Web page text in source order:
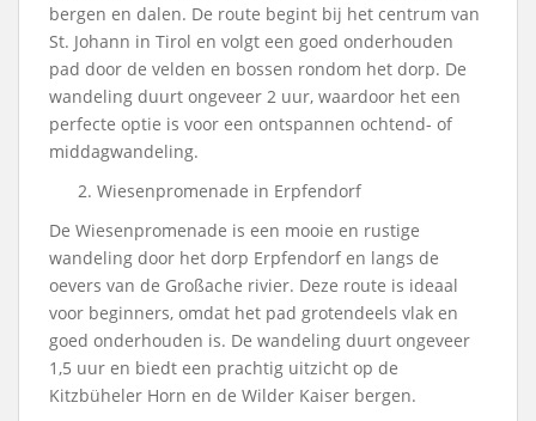
bergen en dalen. De route begint bij het centrum van
St. Johann in Tirol en volgt een goed onderhouden
pad door de velden en bossen rondom het dorp. De
wandeling duurt ongeveer 2 uur, waardoor het een
perfecte optie is voor een ontspannen ochtend- of
middagwandeling.
Wiesenpromenade in Erpfendorf
De Wiesenpromenade is een mooie en rustige
wandeling door het dorp Erpfendorf en langs de
oevers van de Großache rivier. Deze route is ideaal
voor beginners, omdat het pad grotendeels vlak en
goed onderhouden is. De wandeling duurt ongeveer
1,5 uur en biedt een prachtig uitzicht op de
Kitzbüheler Horn en de Wilder Kaiser bergen.